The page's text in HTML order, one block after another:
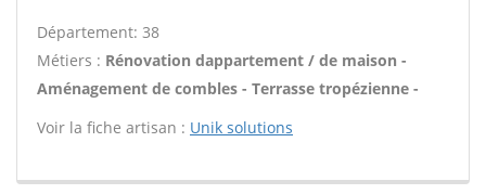
Département: 38
Métiers : Rénovation dappartement / de maison -
Aménagement de combles - Terrasse tropézienne -
Voir la fiche artisan : Unik solutions